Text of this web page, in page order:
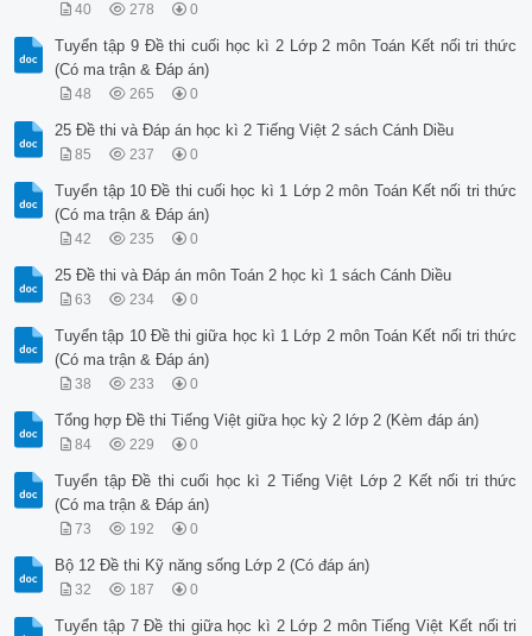
40 278 0
Tuyển tập 9 Đề thi cuối học kì 2 Lớp 2 môn Toán Kết nối tri thức
(Có ma trận & Đáp án)
48 265 0
25 Đề thi và Đáp án học kì 2 Tiếng Việt 2 sách Cánh Diều
85 237 0
Tuyển tập 10 Đề thi cuối học kì 1 Lớp 2 môn Toán Kết nối tri thức
(Có ma trận & Đáp án)
42 235 0
25 Đề thi và Đáp án môn Toán 2 học kì 1 sách Cánh Diều
63 234 0
Tuyển tập 10 Đề thi giữa học kì 1 Lớp 2 môn Toán Kết nối tri thức
(Có ma trận & Đáp án)
38 233 0
Tổng hợp Đề thi Tiếng Việt giữa học kỳ 2 lớp 2 (Kèm đáp án)
84 229 0
Tuyển tập Đề thi cuối học kì 2 Tiếng Việt Lớp 2 Kết nối tri thức
(Có ma trận & Đáp án)
73 192 0
Bộ 12 Đề thi Kỹ năng sống Lớp 2 (Có đáp án)
32 187 0
Tuyển tập 7 Đề thi giữa học kì 2 Lớp 2 môn Tiếng Việt Kết nối tri